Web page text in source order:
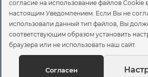
Москва, ул. Вятская, 49с1
© 2026 Стройхолдинг | г. Москва
Договор оферта
Политика
Вы можете отозвать своё согласие, написав
согласие на использование файлов Cookie
настоящим Уведомлением. Если Вы не
использовали данный тип файлов, Вы
соответствующим образом установить
браузера или не использовать наш сайт.
Согласен